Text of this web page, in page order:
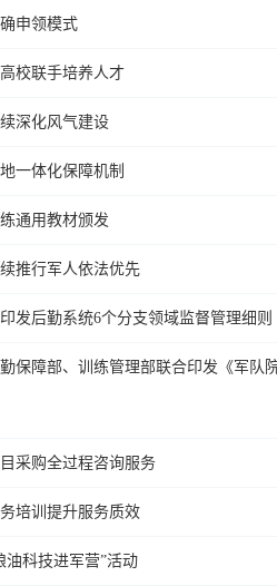
申领模式
校联手培养人才
深化风气建设
一体化保障机制
通用教材颁发
推行军人依法优先
发后勤系统6个分支领域监督管理细则
保障部、训练管理部联合印发《军队
采购全过程咨询服务
培训提升服务质效
油科技进军营”活动